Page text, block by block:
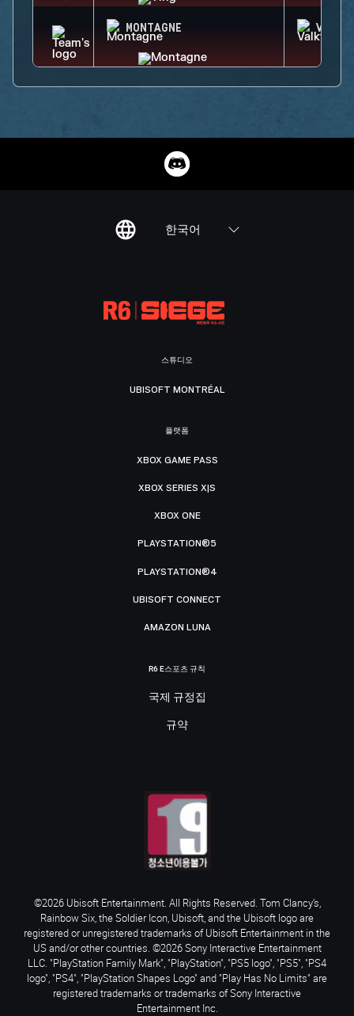
MONTAGNE
한국어
스튜디오
UBISOFT MONTRÉAL
플랫폼
XBOX GAME PASS
XBOX SERIES X|S
XBOX ONE
PLAYSTATION®5
PLAYSTATION®4
UBISOFT CONNECT
AMAZON LUNA
R6 E스포츠 규칙
국제 규정집
규약
©2026 Ubisoft Entertainment. All Rights Reserved. Tom Clancy’s,
Rainbow Six, the Soldier Icon, Ubisoft, and the Ubisoft logo are
registered or unregistered trademarks of Ubisoft Entertainment in the
US and/or other countries. ©2026 Sony Interactive Entertainment
LLC. "PlayStation Family Mark", "PlayStation", "PS5 logo", "PS5", "PS4
logo", "PS4", "PlayStation Shapes Logo" and "Play Has No Limits" are
registered trademarks or trademarks of Sony Interactive
Entertainment Inc.